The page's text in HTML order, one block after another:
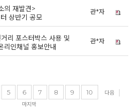
재발견>
상반기 공모
관*자
리 포스터박스 사용 및
리인채널 홍보안내
관*자
5 6 7 8 9 10
다음
마지막